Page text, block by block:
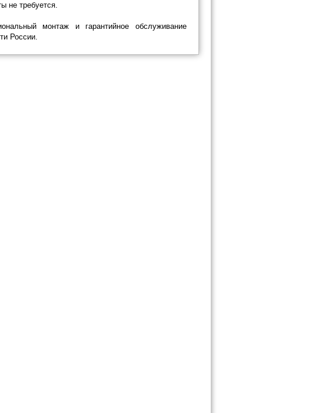
не требуется.
монтаж и гарантийное обслуживание
России.